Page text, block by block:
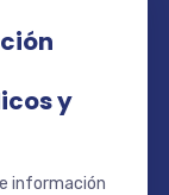
y
información